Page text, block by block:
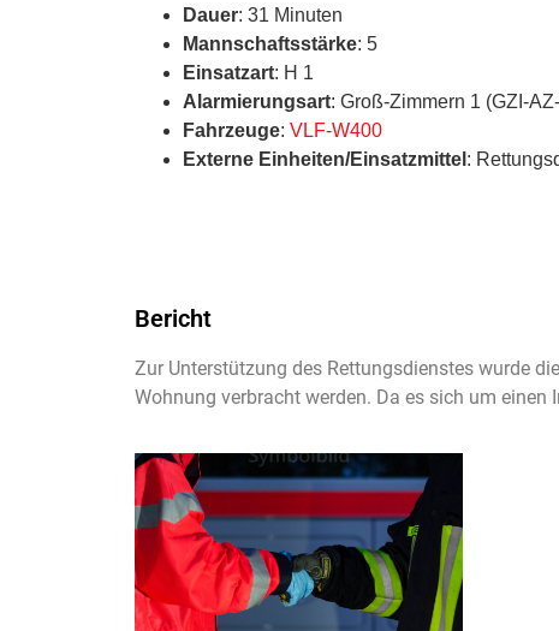
Dauer: 31 Minuten
Mannschaftsstärke: 5
Einsatzart: H 1
Alarmierungsart: Groß-Zimmern 1 (GZI-
Fahrzeuge: VLF-W400
Externe Einheiten/Einsatzmittel :
Bericht
Zur Unterstützung des Rettungsdienstes wurde
Wohnung verbracht werden. Da es sich um